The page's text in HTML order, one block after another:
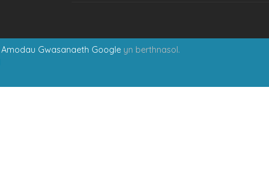
Amodau Gwasanaeth Google yn berthnasol.